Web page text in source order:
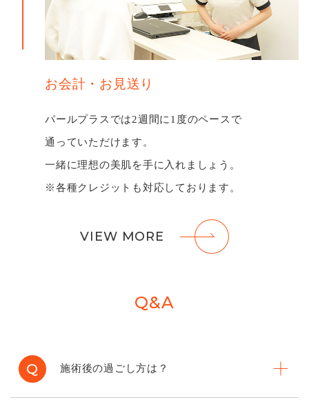
お会計・お⾒送り
パールプラスでは2週間に1度のペースで
通っていただけます。
⼀緒に理想の美肌を⼿に⼊れましょう。
※各種クレジットも対応しております。
VIEW MORE
Q&A
Q 施術後の過ごし方は？